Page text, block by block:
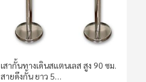
เสากั้นทางเดินสแตนเลส สูง 90 ซม.
สายดึงกั้น ยาว 5…